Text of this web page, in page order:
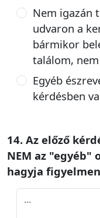
Nem igazán
udvaron a
bármikor
találom,
Egyéb
kérdésben
14. Az előző
NEM az "egyéb"
hagyja